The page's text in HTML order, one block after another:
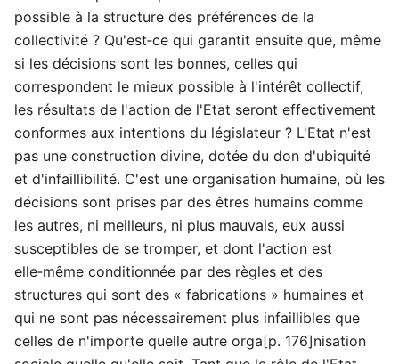
possible à la structure des préférences de la
collectivité ? Qu'est‑ce qui garantit ensuite que, même
si les décisions sont les bonnes, celles qui
correspondent le mieux possible à l'intérêt collectif,
les résultats de l'action de l'Etat seront effectivement
conformes aux intentions du législateur ? L'Etat n'est
pas une construction divine, dotée du don d'ubiquité
et d'infaillibilité. C'est une organisation humaine, où les
décisions sont prises par des êtres humains comme
les autres, ni meilleurs, ni plus mauvais, eux aussi
susceptibles de se tromper, et dont l'action est
elle‑même conditionnée par des règles et des
structures qui sont des « fabrications » humaines et
qui ne sont pas nécessairement plus infaillibles que
celles de n'importe quelle autre orga[p. 176]nisation